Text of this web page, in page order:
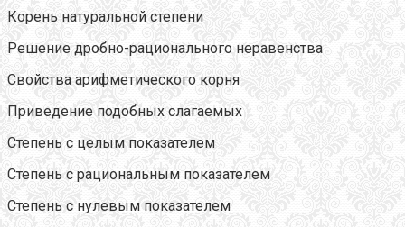
Корень натуральной степени
Решение дробно-рационального неравенства
Свойства арифметического корня
Приведение подобных слагаемых
Степень с целым показателем
Степень с рациональным показателем
Степень с нулевым показателем